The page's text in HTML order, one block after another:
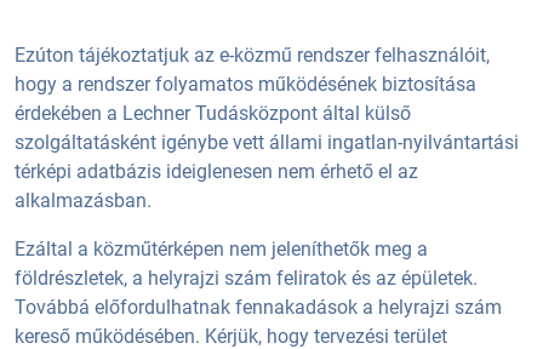
Ezúton tájékoztatjuk az e-közmű rendszer felhasználóit,
hogy a rendszer folyamatos működésének biztosítása
érdekében a Lechner Tudásközpont által külső
szolgáltatásként igénybe vett állami ingatlan-nyilvántartási
térképi adatbázis ideiglenesen nem érhető el az
alkalmazásban.
Ezáltal a közműtérképen nem jeleníthetők meg a
földrészletek, a helyrajzi szám feliratok és az épületek.
Továbbá előfordulhatnak fennakadások a helyrajzi szám
kereső működésében. Kérjük, hogy tervezési terület